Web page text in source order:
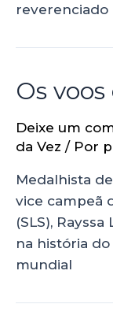
reverenciado
Os
Deixe um
da Vez / Por
Medalhista
vice campeã
(SLS),
na história
mundial